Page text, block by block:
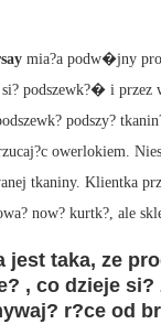
mia?a podw�jny
si? podszewk?� i przez
podszy?
owerlokiem.
tkaniny. Klientka
now? kurtk?, ale
jest taka, ze
, co dzieje
r?ce od